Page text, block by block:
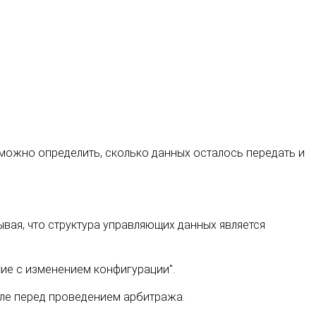
определить, сколько данных осталось передать и
что структура управляющих данных является
с изменением конфигурации".
перед проведением арбитража.